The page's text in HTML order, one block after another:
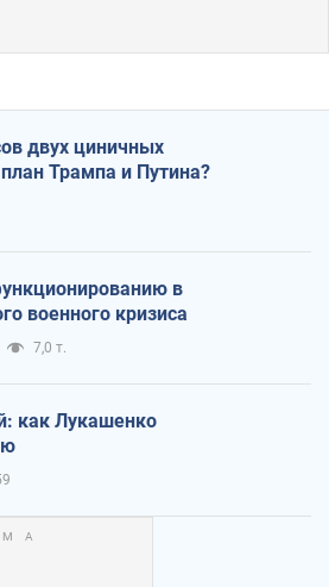
двух циничных
Трампа и Путина?
в
военного кризиса
7,0 т.
как Лукашенко